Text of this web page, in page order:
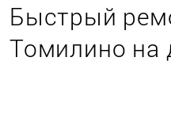
Быстрый
Томилино на